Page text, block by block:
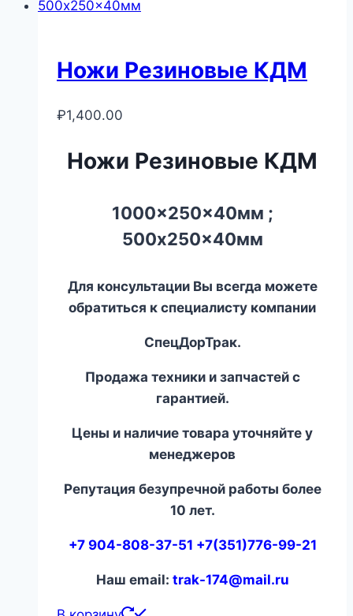
Ножи Резиновые КДМ
₽1,400.00
Ножи Резиновые КДМ
1000x250x40мм ;
500x250x40мм
Для консультации Вы всегда можете
обратиться к специалисту компании
СпецДорТрак.
Продажа техники и запчастей с
гарантией.
Цены и наличие товара уточняйте у
менеджеров
Репутация безупречной работы более
10 лет.
+7 904-808-37-51 +7(351)776-99-21
Наш email: trak-174@mail.ru